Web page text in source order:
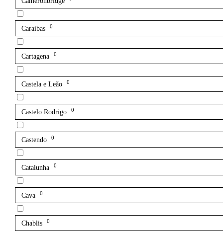
Caraíbas 0
Cartagena 0
Castela e Leão 0
Castelo Rodrigo 0
Castendo 0
Catalunha 0
Cava 0
Chablis 0